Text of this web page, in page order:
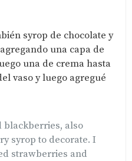
syrop de chocolate y
una capa de
una de crema hasta
vaso y luego agregué
blackberries, also
syrop to decorate. I
strawberries and